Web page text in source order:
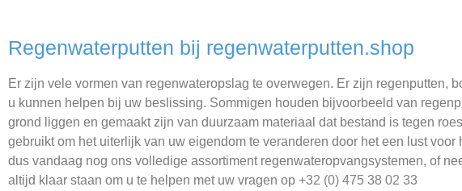
Regenwaterputten bij regenwaterputten.shop
Er zijn vele vormen van regenwateropslag te overwegen. Er zijn regenputten,
u kunnen helpen bij uw beslissing. Sommigen houden bijvoorbeeld van
grond liggen en gemaakt zijn van duurzaam materiaal dat bestand is tegen
gebruikt om het uiterlijk van uw eigendom te veranderen door het een lust
dus vandaag nog ons volledige assortiment regenwateropvangsystemen, of
altijd klaar staan om u te helpen met uw vragen op +32 (0) 475 38 02 33